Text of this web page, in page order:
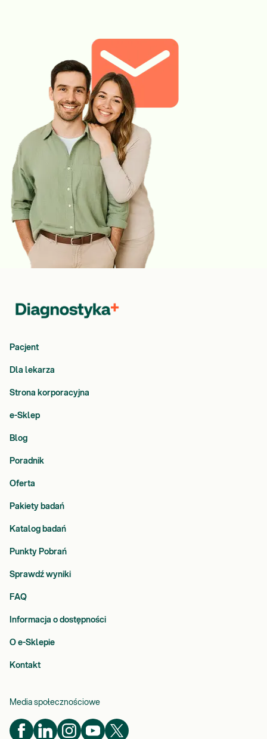
Pacjent
Dla lekarza
Strona korporacyjna
e-Sklep
Blog
Poradnik
Oferta
Pakiety badań
Katalog badań
Punkty Pobrań
Sprawdź wyniki
FAQ
Informacja o dostępności
O e-Sklepie
Kontakt
Media społecznościowe